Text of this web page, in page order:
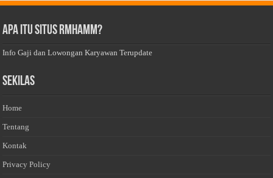
Apa Itu Situs Rmhamm?
Info Gaji dan Lowongan Karyawan Terupdate
Sekilas
Home
Tentang
Kontak
Privacy Policy